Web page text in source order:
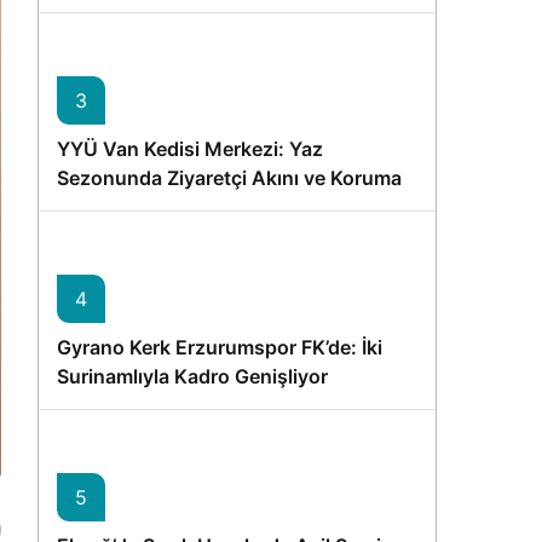
Memişoğlu’nun Ziyareti
3
YYÜ Van Kedisi Merkezi: Yaz
Sezonunda Ziyaretçi Akını ve Koruma
Vurgusu
4
Gyrano Kerk Erzurumspor FK’de: İki
Surinamlıyla Kadro Genişliyor
5